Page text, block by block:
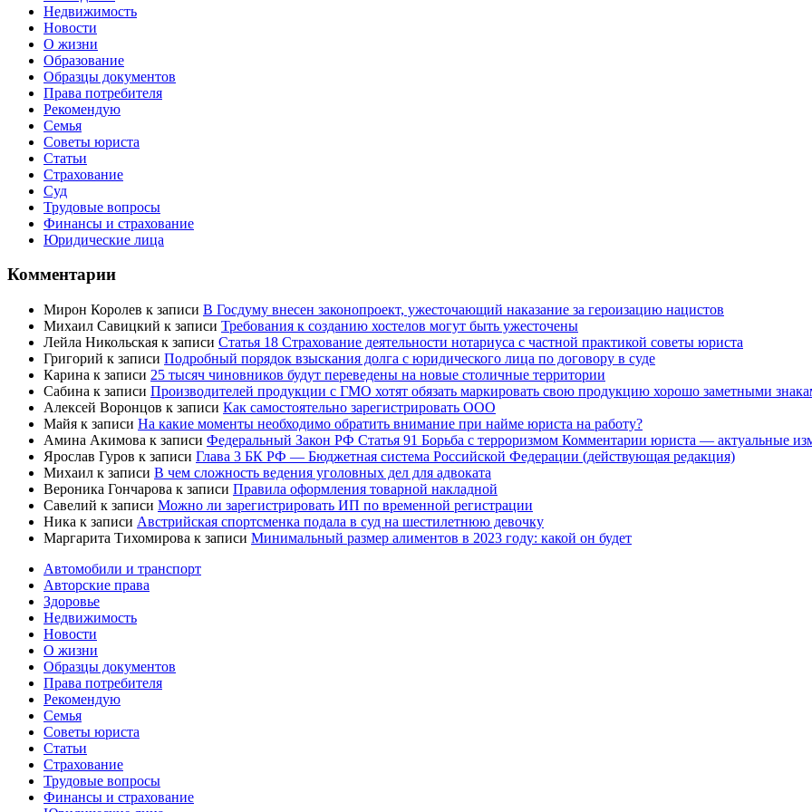
Недвижимость
Новости
О жизни
Образование
Образцы документов
Права потребителя
Рекомендую
Семья
Советы юриста
Статьи
Страхование
Суд
Трудовые вопросы
Финансы и страхование
Юридические лица
Комментарии
Мирон Королев к записи В Госдуму внесен законопроект, ужесточающий наказание за героизацию нацистов
Михаил Савицкий к записи Требования к созданию хостелов могут быть ужесточены
Лейла Никольская к записи Статья 18 Страхование деятельности нотариуса с частной практикой советы юриста
Григорий к записи Подробный порядок взыскания долга с юридического лица по договору в суде
Карина к записи 25 тысяч чиновников будут переведены на новые столичные территории
Сабина к записи Производителей продукции с ГМО хотят обязать маркировать свою продукцию хорошо заметными
Алексей Воронцов к записи Как самостоятельно зарегистрировать ООО
Майя к записи На какие моменты необходимо обратить внимание при найме юриста на работу?
Амина Акимова к записи Федеральный Закон РФ Статья 91 Борьба с терроризмом Комментарии юриста — актуальные
Ярослав Гуров к записи Глава 3 БК РФ — Бюджетная система Российской Федерации (действующая редакция)
Михаил к записи В чем сложность ведения уголовных дел для адвоката
Вероника Гончарова к записи Правила оформления товарной накладной
Савелий к записи Можно ли зарегистрировать ИП по временной регистрации
Ника к записи Австрийская спортсменка подала в суд на шестилетнюю девочку
Маргарита Тихомирова к записи Минимальный размер алиментов в 2023 году: какой он будет
Автомобили и транспорт
Авторские права
Здоровье
Недвижимость
Новости
О жизни
Образцы документов
Права потребителя
Рекомендую
Семья
Советы юриста
Статьи
Страхование
Трудовые вопросы
Финансы и страхование